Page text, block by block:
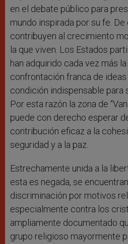
en el debate público para
mundo inspirada por su fe.
contribuyen al crecimiento
la que viven. Los Estados
han adquirido cada vez más
confrontación franca de
condición indispensable para
Por esta razón la zona de
puede con derecho esperar
contribución eficaz a la
seguridad y a la paz.
Estrechamente unida a la
esta es negada, se
discriminación por motivos
especialmente contra los
ampliamente documentado
grupo religioso mayormente